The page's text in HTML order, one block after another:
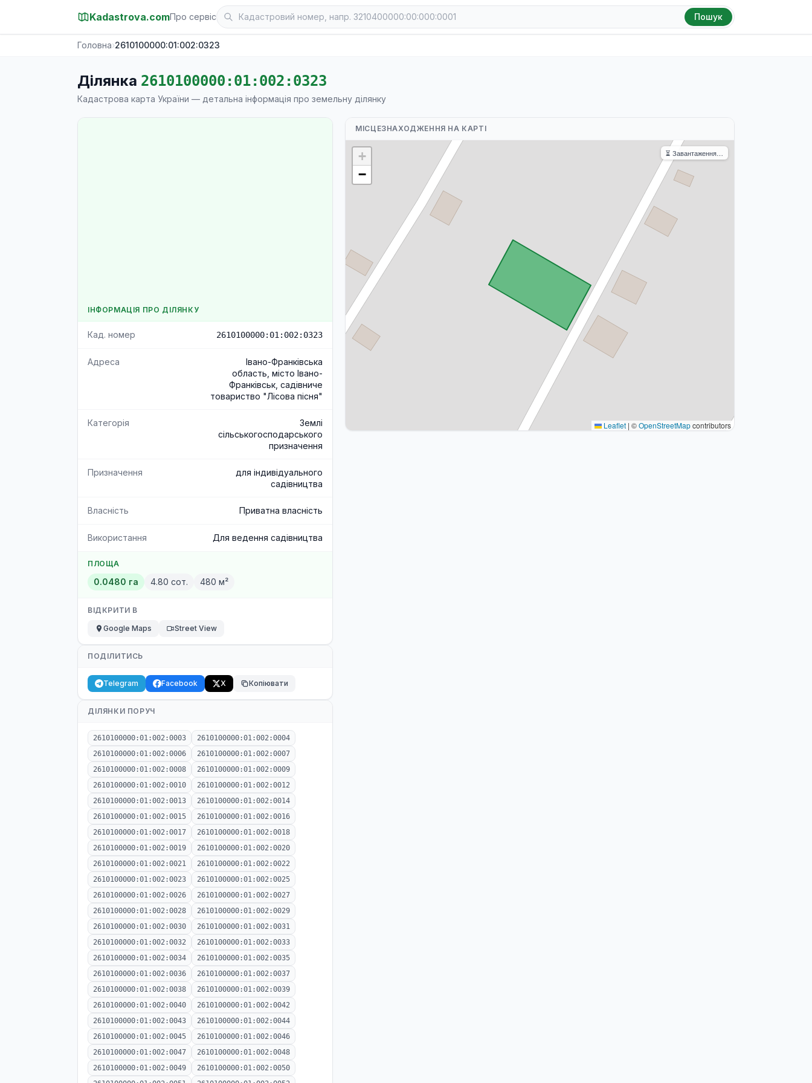
Kadastrova.comПро сервіс Пошук
Головна›2610100000:01:002:0323
Ділянка 2610100000:01:002:0323
Кадастрова карта України — детальна інформація про земельну ділянку
ІНФОРМАЦІЯ ПРО ДІЛЯНКУ
Кад. номер 2610100000:01:002:0323
Адреса
Івано-Франківська
область, місто Івано-
Франківськ, садівниче
товариство "Лісова пісня"
Категорія
Землі
сільськогосподарського
призначення
Призначення
для індивідуального
садівництва
Власність Приватна власність
Використання Для ведення садівництва
ПЛОЩА
0.0480 га 4.80 сот. 480 м²
ВІДКРИТИ В
Google Maps
Street View
ПОДІЛИТИСЬ
Telegram Facebook X Копіювати
ДІЛЯНКИ ПОРУЧ
2610100000:01:002:0003
2610100000:01:002:0004
2610100000:01:002:0006
2610100000:01:002:0007
2610100000:01:002:0008
2610100000:01:002:0009
2610100000:01:002:0010
2610100000:01:002:0012
2610100000:01:002:0013
2610100000:01:002:0014
2610100000:01:002:0015
2610100000:01:002:0016
2610100000:01:002:0017
2610100000:01:002:0018
2610100000:01:002:0019
2610100000:01:002:0020
2610100000:01:002:0021
2610100000:01:002:0022
2610100000:01:002:0023
2610100000:01:002:0025
2610100000:01:002:0026
2610100000:01:002:0027
2610100000:01:002:0028
2610100000:01:002:0029
2610100000:01:002:0030
2610100000:01:002:0031
2610100000:01:002:0032
2610100000:01:002:0033
2610100000:01:002:0034
2610100000:01:002:0035
2610100000:01:002:0036
2610100000:01:002:0037
2610100000:01:002:0038
2610100000:01:002:0039
2610100000:01:002:0040
2610100000:01:002:0042
2610100000:01:002:0043
2610100000:01:002:0044
2610100000:01:002:0045
2610100000:01:002:0046
2610100000:01:002:0047
2610100000:01:002:0048
2610100000:01:002:0049
2610100000:01:002:0050
МІСЦЕЗНАХОДЖЕННЯ НА КАРТІ
+
−
⏳ Завантаження…
Leaflet | ©OpenStreetMapcontributors